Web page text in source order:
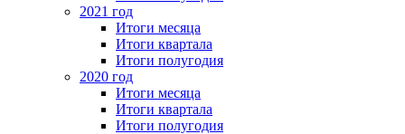
2021 год
Итоги месяца
Итоги квартала
Итоги полугодия
2020 год
Итоги месяца
Итоги квартала
Итоги полугодия